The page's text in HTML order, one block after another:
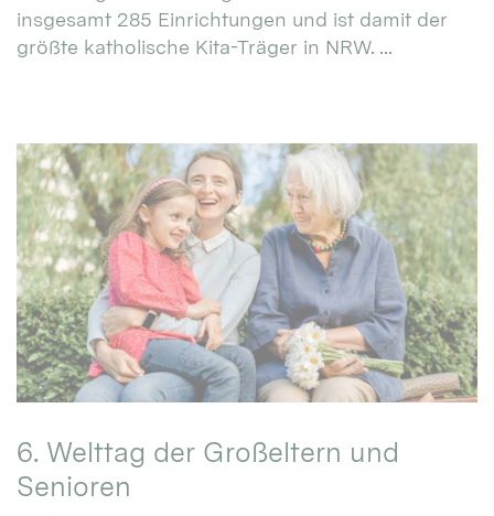
insgesamt 285 Einrichtungen und ist damit der
größte katholische Kita-Träger in NRW. ...
6. Welttag der Großeltern und
Senioren